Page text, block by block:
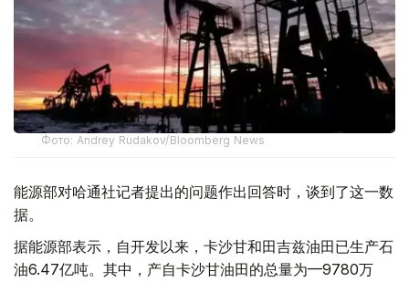
Фото: Andrey Rudakov/Bloomberg News
能源部对哈通社记者提出的问题作出回答时，谈到了这一数
据。
据能源部表示，自开发以来，卡沙甘和田吉兹油田已生产石
油6.47亿吨。其中，产自卡沙甘油田的总量为—9780万